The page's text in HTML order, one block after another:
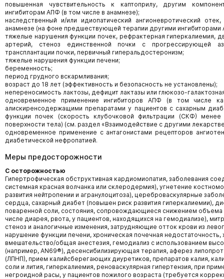
повышенная чувствительность к каптоприлу, другим
ингибиторам АПФ (в том числе в анамнезе);
наследственный и/или идиопатический ангионевротический
анамнезе (на фоне предшествующей терапии другими ингибиторами
тяжелые нарушения функции почек, рефрактерная гиперкалиемия,
артерий, стеноз единственной почки с прогрессирующей
трансплантации почки, первичный гиперальдостеронизм;
тяжелые нарушения функции печени;
беременность;
период грудного вскармливания;
возраст до 18 лет (эффективность и безопасность не установлены);
непереносимость лактозы, дефицит лактазы или глюкозо-
одновременное применение ингибиторов АПФ (в том числе
алискиренсодержащими препаратами у пациентов с сахарным
функции почек (скорость клубочковой фильтрации (СКФ)
поверхности тела) (см. раздел «Взаимодействие с другими
одновременное применение с антагонистами рецепторов
диабетической нефропатией.
Меры предосторожности
С осторожностью
Гипертрофическая обструктивная кардиомиопатия, заболевания
системная красная волчанка или склеродермия), угнетение
развития нейтропении и агранулоцитоза), цереброваскулярные
сердца, сахарный диабет (повышен риск развития гиперкалиемии),
поваренной соли, состояния, сопровождающиеся снижением
числе диарея, рвота, у пациентов, находящихся на гемодиализе),
стеноз и аналогичные изменения, затрудняющие отток крови из
нарушение функции печени, хроническая почечная недостаточность,
вмешательство/общая анестезия, гемодиализ с использованием
(например, AN69®), десенсибилизирующая терапия, аферез
(ЛПНП), прием калийсберегающих диуретиков, препаратов калия,
соли и лития, гиперкалиемия, реноваскулярная гипертензия, при
негроидной расы, у пациентов пожилого возраста (требуется